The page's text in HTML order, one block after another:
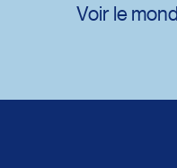
Voir le